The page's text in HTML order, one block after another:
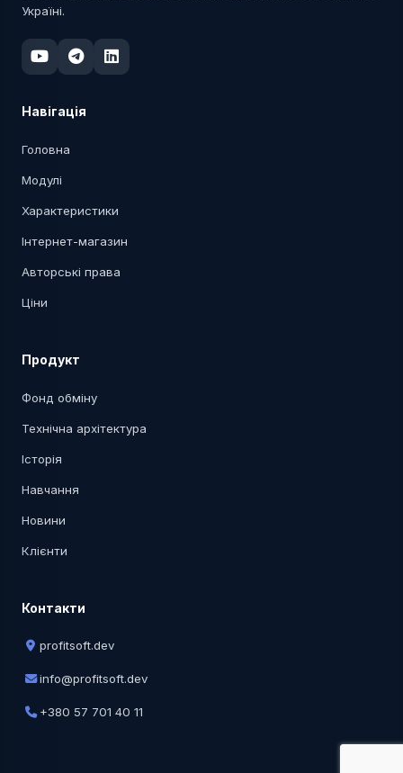
Україні.
Навігація
Головна
Модулі
Характеристики
Інтернет-магазин
Авторські права
Ціни
Продукт
Фонд обміну
Технічна архітектура
Історія
Навчання
Новини
Клієнти
Контакти
profitsoft.dev
info@profitsoft.dev
+380 57 701 40 11